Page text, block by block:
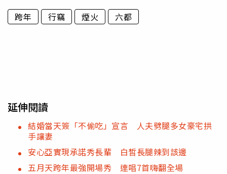
跨年 行竊 煙火 六都
延伸閱讀
結婚當天簽「不偷吃」宣言 人夫劈腿多女豪宅拱
手讓妻
安心亞實現承諾秀長輩 白皙長腿辣到該邊
五月天跨年最強開場秀 連唱7首嗨翻全場